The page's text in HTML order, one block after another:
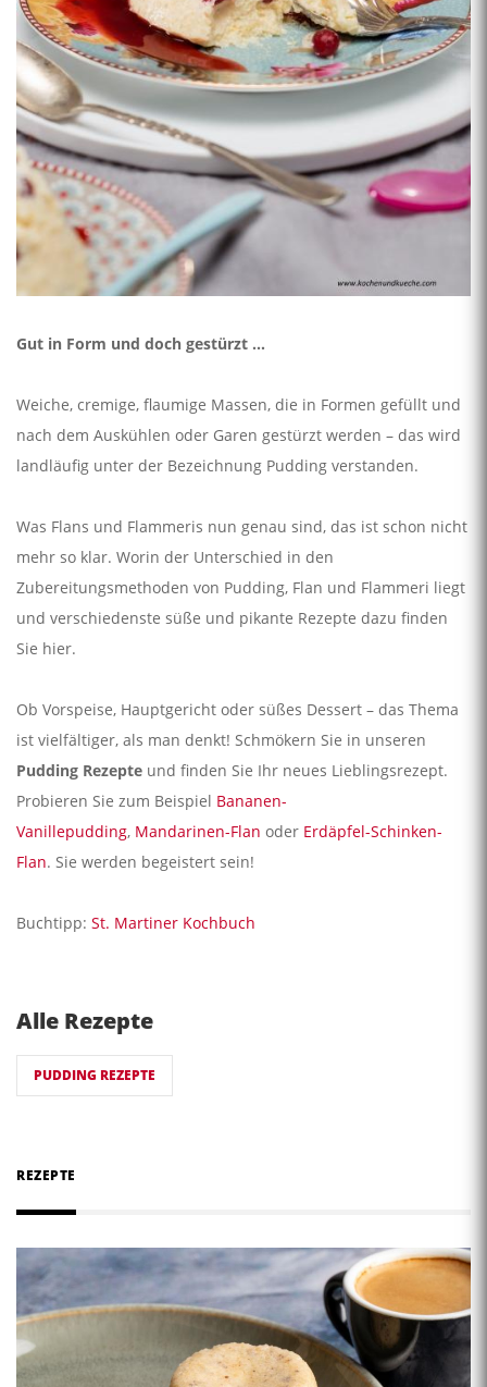
Gut in Form und doch gestürzt ...
Weiche, cremige, flaumige Massen, die in Formen gefüllt und
nach dem Auskühlen oder Garen gestürzt werden – das wird
landläufig unter der Bezeichnung Pudding verstanden.
Was Flans und Flammeris nun genau sind, das ist schon nicht
mehr so klar. Worin der Unterschied in den
Zubereitungsmethoden von Pudding, Flan und Flammeri liegt
und verschiedenste süße und pikante Rezepte dazu finden
Sie hier.
Ob Vorspeise, Hauptgericht oder süßes Dessert – das Thema
ist vielfältiger, als man denkt! Schmökern Sie in unseren
Pudding Rezepte und finden Sie Ihr neues Lieblingsrezept.
Probieren Sie zum Beispiel Bananen-
Vanillepudding, Mandarinen-Flan oder Erdäpfel-Schinken-
Flan. Sie werden begeistert sein!
Buchtipp: St. Martiner Kochbuch
Alle Rezepte
PUDDING REZEPTE
REZEPTE